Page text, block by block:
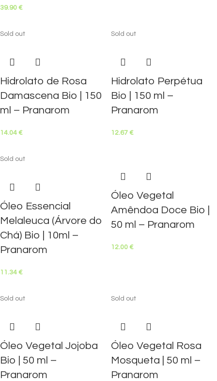
39.90 €
Sold out
Hidrolato de Rosa
Damascena Bio | 150
ml – Pranarom
14.04 €
Sold out
Hidrolato Perpétua
Bio | 150 ml –
Pranarom
12.67 €
Sold out
Óleo Essencial
Melaleuca (Árvore do
Chá) Bio | 10ml –
Pranarom
11.34 €
Óleo Vegetal
Amêndoa Doce Bio |
50 ml – Pranarom
12.00 €
Sold out
Óleo Vegetal Jojoba
Bio | 50 ml –
Pranarom
Sold out
Óleo Vegetal Rosa
Mosqueta | 50 ml –
Pranarom